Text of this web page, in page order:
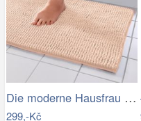
Die moderne Hausfrau Koupelnová…
299,-Kč